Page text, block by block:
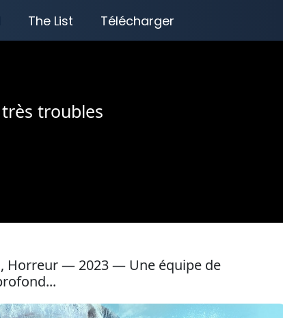
The List Télécharger
troubles
Horreur — 2023 — Une équipe de